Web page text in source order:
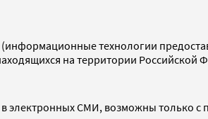
технологии
на территории Российской
электронных СМИ, возможны только